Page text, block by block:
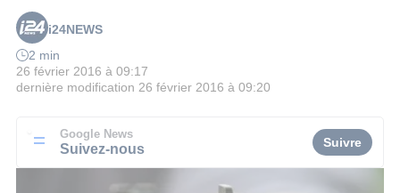
i24NEWS
2 min
26 février 2016 à 09:17
dernière modification 26 février 2016 à 09:20
Google News
Suivez-nous Suivre